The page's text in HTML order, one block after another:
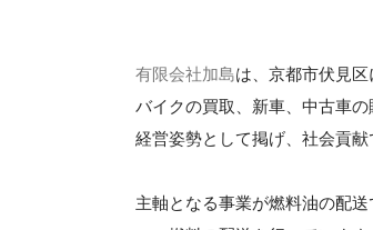
有限会社加島は、京都市伏見
バイクの買取、新車、中古車
経営姿勢として掲げ、社会貢
主軸となる事業が燃料油の配